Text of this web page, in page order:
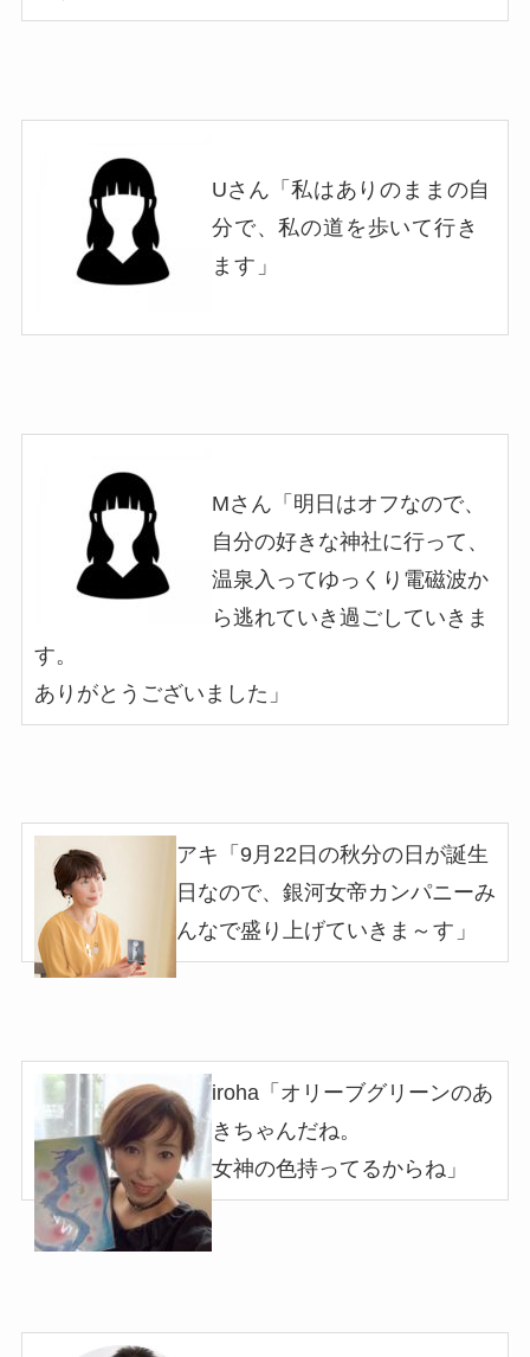
Uさん「 私はありのままの自
分で、私の道を歩いて行き
ます 」
Mさん「明日はオフなので、
自分の好きな神社に行って、
温泉入ってゆっくり電磁波か
ら逃れていき過ごしていきま
す。
ありがとうございました 」
アキ「9月22日の秋分の日が誕生
日なので、銀河女帝カンパニーみ
んなで盛り上げていきま ～す」
iroha「オリーブグリーンのあ
きちゃんだね。
女神の色持ってるからね」